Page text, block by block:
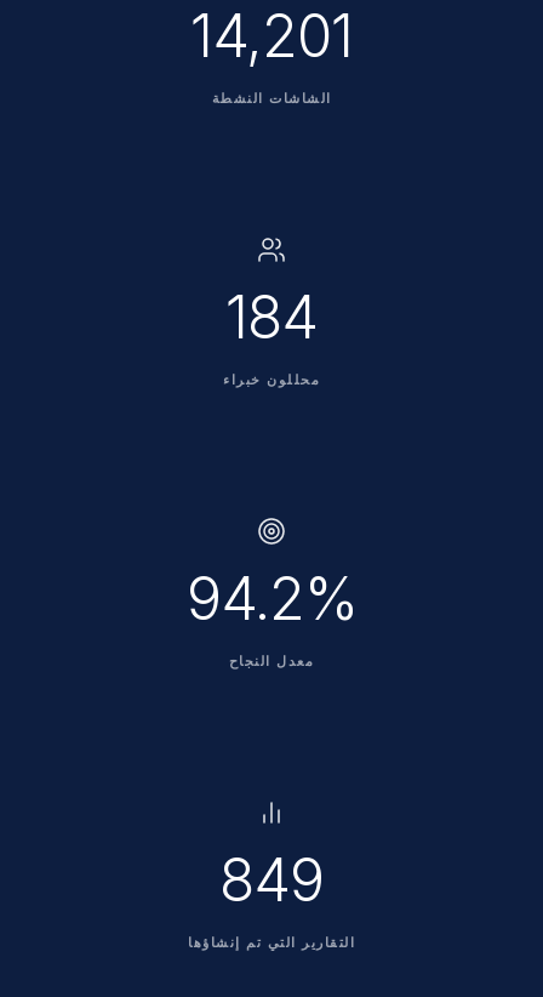
14,202
الشاشات النشطة
185
محللون خبراء
94.2%
معدل النجاح
850
التقارير التي تم إنشاؤها